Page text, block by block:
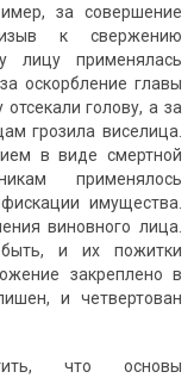
за совершение
к свержению
лицу применялась
оскорбление главы
голову, а за
грозила виселица.
в виде смертной
применялось
имущества.
виновного лица.
быть, и их пожитки
закреплено в
и четвертован
что основы